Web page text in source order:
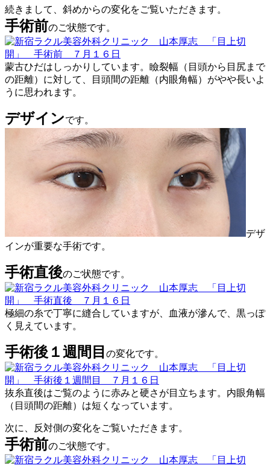
続きまして、斜めからの変化をご覧いただきます。
手術前のご状態です。
蒙古ひだはしっかりしています。瞼裂幅（目頭から目尻まで
の距離）に対して、目頭間の距離（内眼角幅）がやや長いよ
うに思われます。
デザインです。
デザ
インが重要な手術です。
手術直後のご状態です。
極細の糸で丁寧に縫合していますが、血液が滲んで、黒っぽ
く見えています。
手術後１週間目 の変化です。
抜糸直後はご覧のように赤みと硬さが目立ちます。内眼角幅
（目頭間の距離）は短くなっています。
次に、反対側の変化をご覧いただきます。
手術前のご状態です。